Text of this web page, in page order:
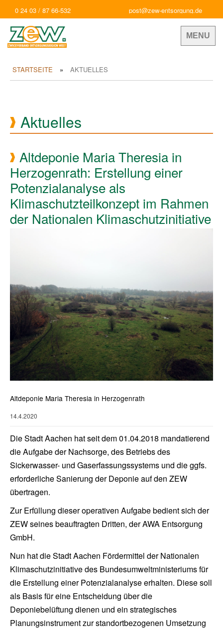
0 24 03 / 87 66-532 post@zew-entsorgung.de
MENU
STARTSEITE AKTUELLES
Aktuelles
Altdeponie Maria Theresia in
Herzogenrath: Erstellung einer
Potenzialanalyse als
Klimaschutzteilkonzept im Rahmen
der Nationalen Klimaschutzinitiative
Altdeponie Maria Theresia in Herzogenrath
14.4.2020
Die Stadt Aachen hat seit dem 01.04.2018 mandatierend
die Aufgabe der Nachsorge, des Betriebs des
Sickerwasser- und Gaserfassungssystems und die ggfs.
erforderliche Sanierung der Deponie auf den ZEW
übertragen.
Zur Erfüllung dieser operativen Aufgabe bedient sich der
ZEW seines beauftragten Dritten, der AWA Entsorgung
GmbH.
Nun hat die Stadt Aachen Fördermittel der Nationalen
Klimaschutzinitiative des Bundesumweltministeriums für
die Erstellung einer Potenzialanalyse erhalten. Diese soll
als Basis für eine Entscheidung über die
Deponiebelüftung dienen und ein strategisches
Planungsinstrument zur standortbezogenen Umsetzung